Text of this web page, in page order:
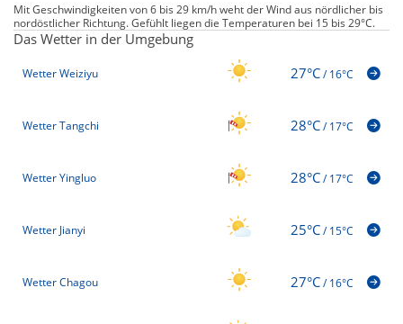
Mit Geschwindigkeiten von 6 bis 29 km/h weht der Wind aus nördlicher bis
nordöstlicher Richtung. Gefühlt liegen die Temperaturen bei 15 bis 29°C.
Das Wetter in der Umgebung
Wetter Weiziyu 27°C/16°C
Wetter Tangchi 28°C/17°C
Wetter Yingluo 28°C/17°C
Wetter Jianyi 25°C/15°C
Wetter Chagou 27°C/16°C